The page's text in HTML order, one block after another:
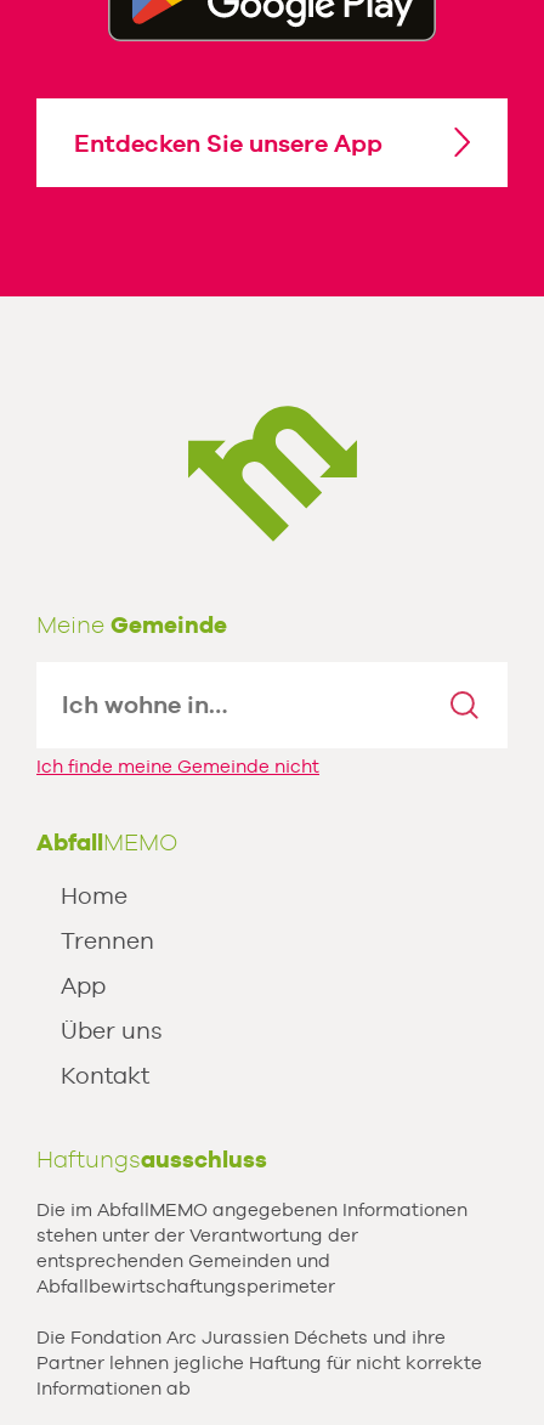
Entdecken Sie unsere App
Meine Gemeinde
Ich finde meine Gemeinde nicht
AbfallMEMO
Home
Trennen
App
Über uns
Kontakt
Haftungsausschluss
Die im AbfallMEMO angegebenen Informationen
stehen unter der Verantwortung der
entsprechenden Gemeinden und
Abfallbewirtschaftungsperimeter
Die Fondation Arc Jurassien Déchets und ihre
Partner lehnen jegliche Haftung für nicht korrekte
Informationen ab